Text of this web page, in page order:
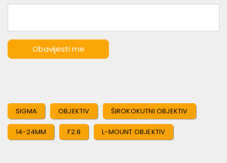
Obavijesti me
SIGMA OBJEKTIV ŠIROKOKUTNI OBJEKTIV
14-24MM F2.8 L-MOUNT OBJEKTIV